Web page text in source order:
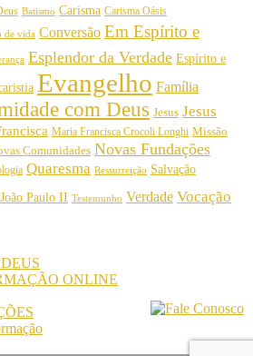
Batismo Carisma Carisma Oásis
de vida Conversão Em Espírito e
Esplendor da Verdade Espírito e
Evangelho Família
com Deus Jesus Jesus
Maria Francisca Crocoli Longhi Missão
Comunidades Novas Fundações
Quaresma Ressurreição Salvação
Paulo II Testemunho Verdade Vocação
ONLINE